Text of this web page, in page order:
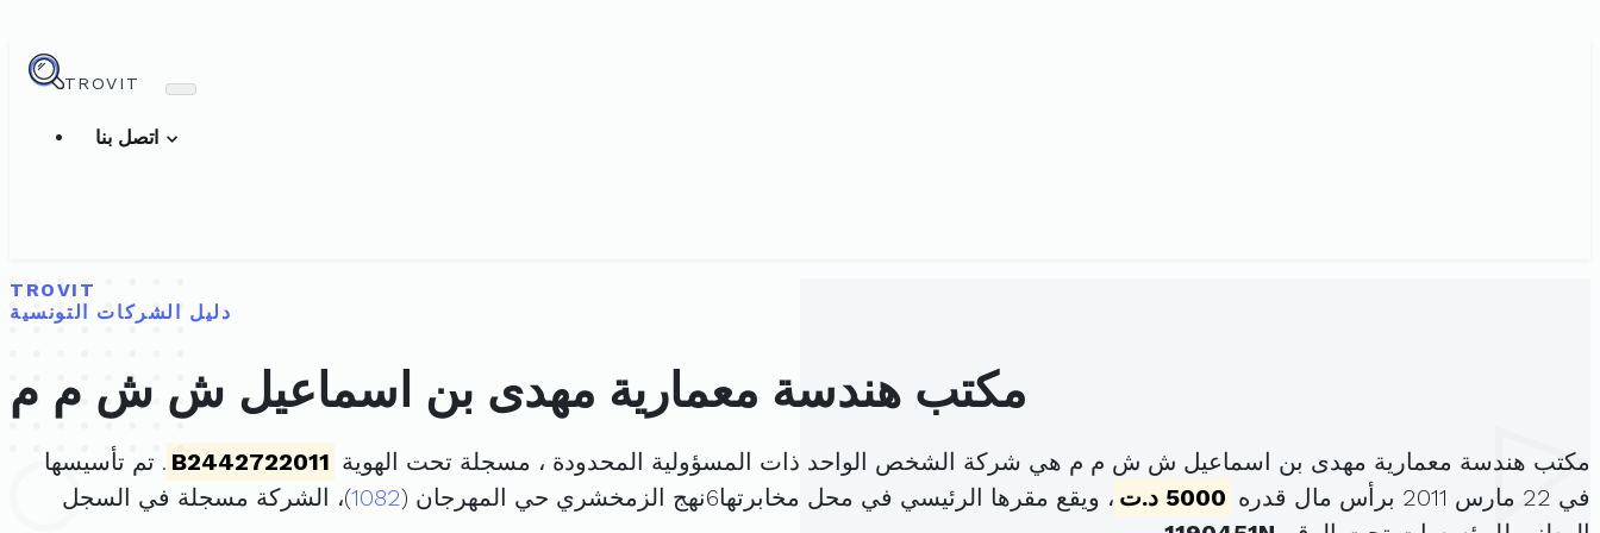
TROVIT
TROVIT
دليل الشركات التونسية
مكتب هندسة معمارية مهدى بن اسماعيل ش ش م م
مكتب هندسة معمارية مهدى بن اسماعيل ش ش م م هي شركة الشخص الواحد ذات المسؤولية المحدودة ، مسجلة تحت الهوية B2442722011 . تم تأسيسها
في 22 مارس 2011 برأس مال قدره
5000 د.ت ، ويقع مقرها الرئيسي في محل مخابرتها6نهج الزمخشري حي المهرجان ( 1082)، الشركة مسجلة في السجل